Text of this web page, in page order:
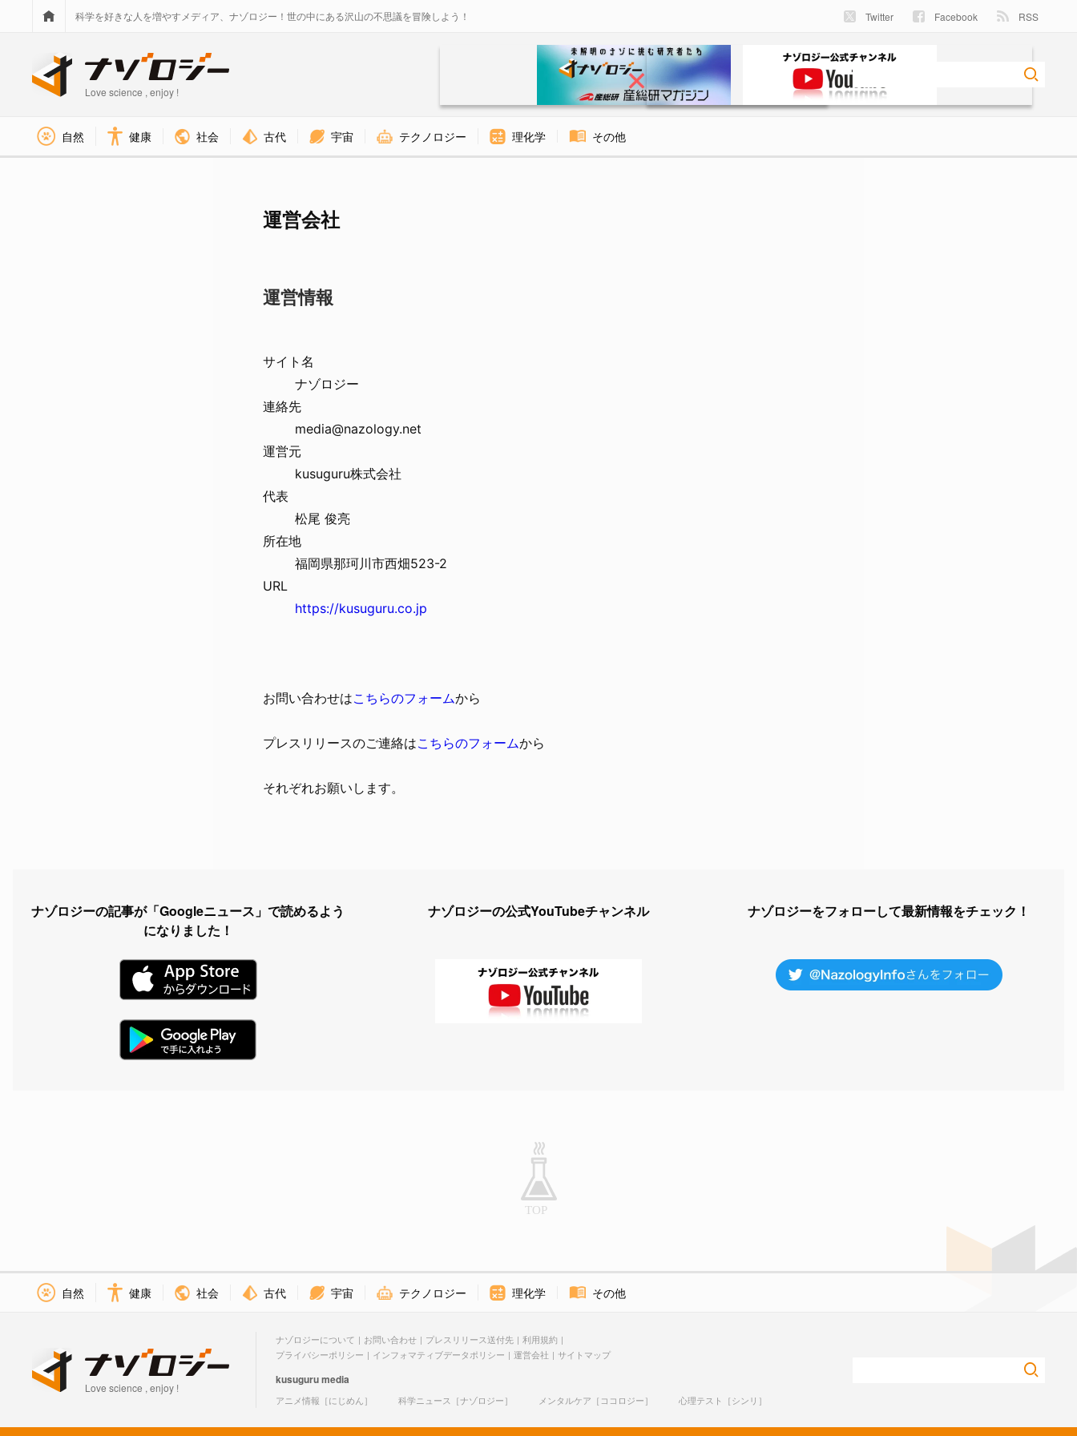
科学を好きな人を増やすメディア、ナゾロジー！世の中にある沢山の不思議を冒険しよう！ Twitter Facebook RSS
Love science , enjoy !
自然 健康 社会 古代 宇宙 テクノロジー 理化学 その他
運営会社
運営情報
サイト名
ナゾロジー
連絡先
media@nazology.net
運営元
kusuguru株式会社
代表
松尾 俊亮
所在地
福岡県那珂川市西畑523-2
URL
https://kusuguru.co.jp
お問い合わせはこちらのフォームから
プレスリリースのご連絡はこちらのフォームから
それぞれお願いします。
ナゾロジーの記事が「Googleニュース」で読めるよう
になりました！
ナゾロジーの公式YouTubeチャンネル ナゾロジーをフォローして最新情報をチェック！
自然 健康 社会 古代 宇宙 テクノロジー 理化学 その他
Love science , enjoy !
ナゾロジーについて お問い合わせ プレスリリース送付先
利用規約
プライバシーポリシー
インフォマティブデータポリシー 運営会社 サイトマップ
kusugurumedia
アニメ情報［にじめん］ 科学ニュース［ナゾロジー］ メンタルケア［ココロジー］ 心理テスト［シンリ］